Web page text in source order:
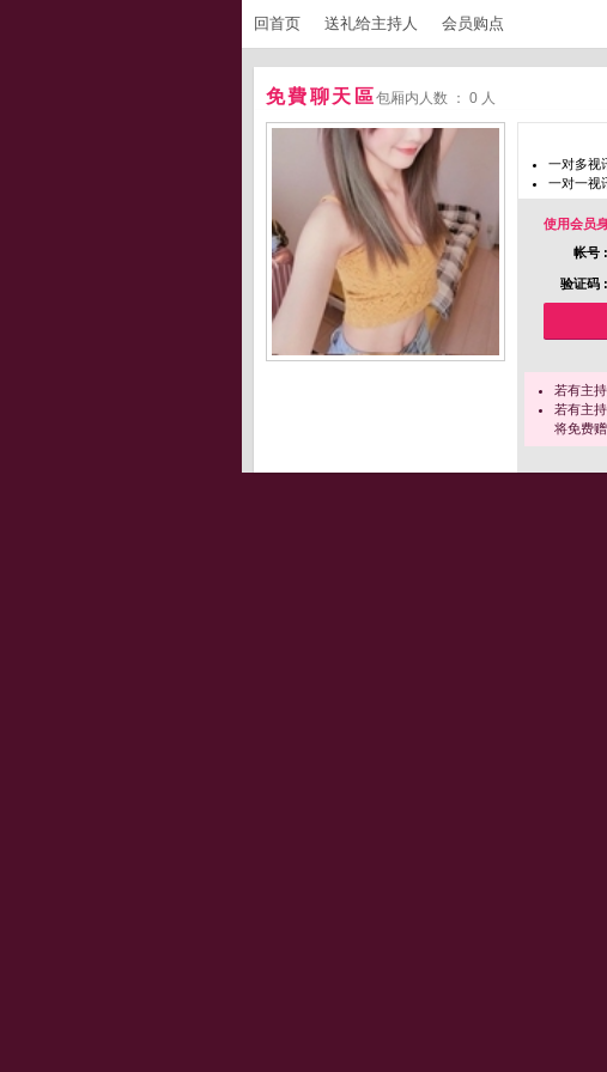
回首页 送礼给主持人 会员购点
免費聊天區包厢内人数 ： 0 人
一对多视
一对一视
使用会员
帐号 :
验证码 :
若有主
若有主
将免费赠